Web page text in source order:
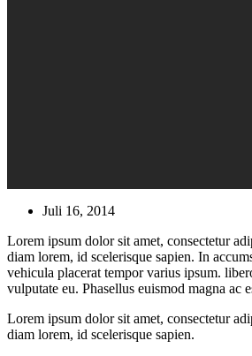
Juli 16, 2014
Lorem ipsum dolor sit amet, consectetur
diam lorem, id scelerisque sapien. In
vehicula placerat tempor varius ipsum.
vulputate eu. Phasellus euismod magna ac
Lorem ipsum dolor sit amet, consectetur
diam lorem, id scelerisque sapien.